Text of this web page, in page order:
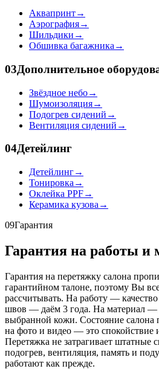
Аквапринт→
Аэрография→
Шильдики →
Обшивка багажника →
03Дополнительное
Звёздное небо→
Шумоизоляция→
Подогрев сидений →
Вентиляция сидений →
04Детейлинг
Детейлинг→
Тонировка →
Оклейка PPF→
Керамика кузова →
09Гарантия
Гарантия на работы и
Гарантия на перетяжку салона
гарантийном талоне, поэтому Вы
рассчитывать. На работу —
швов — даём 3 года. На материал —
выбранной кожи. Состояние
на фото и видео — это спокойствие
Перетяжка не затрагивает штатные
подогрев, вентиляция, память и
работают как прежде.